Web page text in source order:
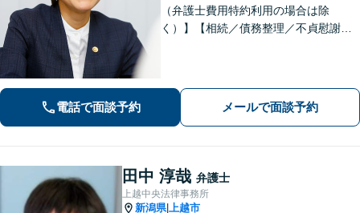
（弁護士費用特約利用の場合は除
く）】【相続／債務整理／不貞慰謝料
き、気持ちに寄り添いながら法的サポ
ートをいたします。
電話で面談予約 メールで面談予約
田中 淳哉 弁護士
上越中央法律事務所
新潟県| 上越市